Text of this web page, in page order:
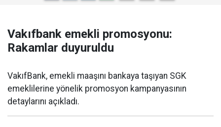
Vakıfbank emekli promosyonu:
Rakamlar duyuruldu
VakıfBank, emekli maaşını bankaya taşıyan SGK
emeklilerine yönelik promosyon kampanyasının
detaylarını açıkladı.